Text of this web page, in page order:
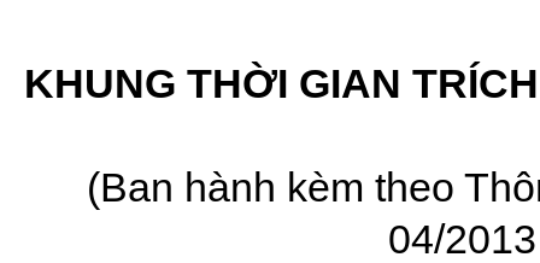
KHUNG THỜI GIAN
(Ban hành kèm theo
04/